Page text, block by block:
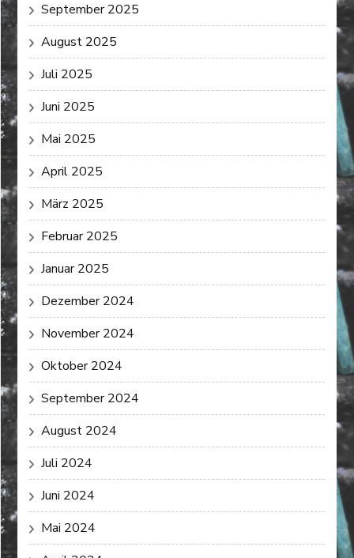
September 2025
August 2025
Juli 2025
Juni 2025
Mai 2025
April 2025
März 2025
Februar 2025
Januar 2025
Dezember 2024
November 2024
Oktober 2024
September 2024
August 2024
Juli 2024
Juni 2024
Mai 2024